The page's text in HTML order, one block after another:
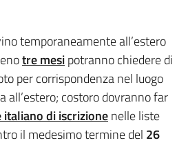
temporaneamente all’estero
tre mesipotranno chiedere di
per corrispondenza nel luogo
all’estero; costoro dovranno far
italiano di iscrizionenelle liste
il medesimo termine del 26